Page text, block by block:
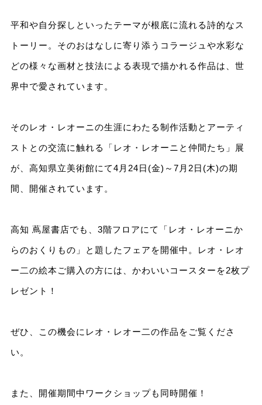
平和や自分探しといったテーマが根底に流れる詩的なス
トーリー。そのおはなしに寄り添うコラージュや水彩な
どの様々な画材と技法による表現で描かれる作品は、世
界中で愛されています。
そのレオ・レオーニの生涯にわたる制作活動とアーティ
ストとの交流に触れる「レオ・レオーニと仲間たち」展
が、高知県立美術館にて4月24日(金)～7月2日(木)の期
間、開催されています。
高知 蔦屋書店でも、3階フロアにて「レオ・レオーニか
らのおくりもの」と題したフェアを開催中。レオ・レオ
ー二の絵本ご購入の方には、かわいいコースターを2枚プ
レゼント！
ぜひ、この機会にレオ・レオー二の作品をご覧くださ
い。
また、開催期間中ワークショップも同時開催！